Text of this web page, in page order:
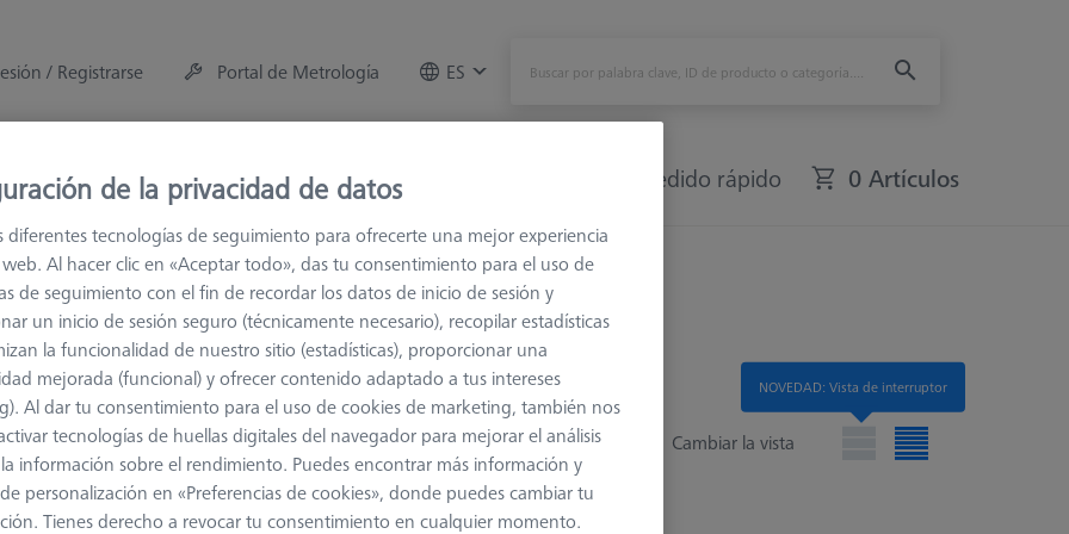
/ Registrarse Portal de Metrología ES
la máquina Sala de Medición Formaciones Pedido rápido 0 Artículos
de conexión M3 XXT Cubos y elementos varios para sujeción.
Cambiar la vista
Clasificar resultados
Disponibilidad
Disponibilidad Precio de lista
NOVEDAD: Vista de interruptor
de la privacidad de datos
diferentes tecnologías de seguimiento para ofrecerte una mejor experiencia
Al hacer clic en «Aceptar todo», das tu consentimiento para el uso de
de seguimiento con el fin de recordar los datos de inicio de sesión y
un inicio de sesión seguro (técnicamente necesario), recopilar estadísticas
la funcionalidad de nuestro sitio (estadísticas), proporcionar una
mejorada (funcional) y ofrecer contenido adaptado a tus intereses
Al dar tu consentimiento para el uso de cookies de marketing, también nos
tecnologías de huellas digitales del navegador para mejorar el análisis
información sobre el rendimiento. Puedes encontrar más información y
personalización en «Preferencias de cookies», donde puedes cambiar tu
Tienes derecho a revocar tu consentimiento en cualquier momento.